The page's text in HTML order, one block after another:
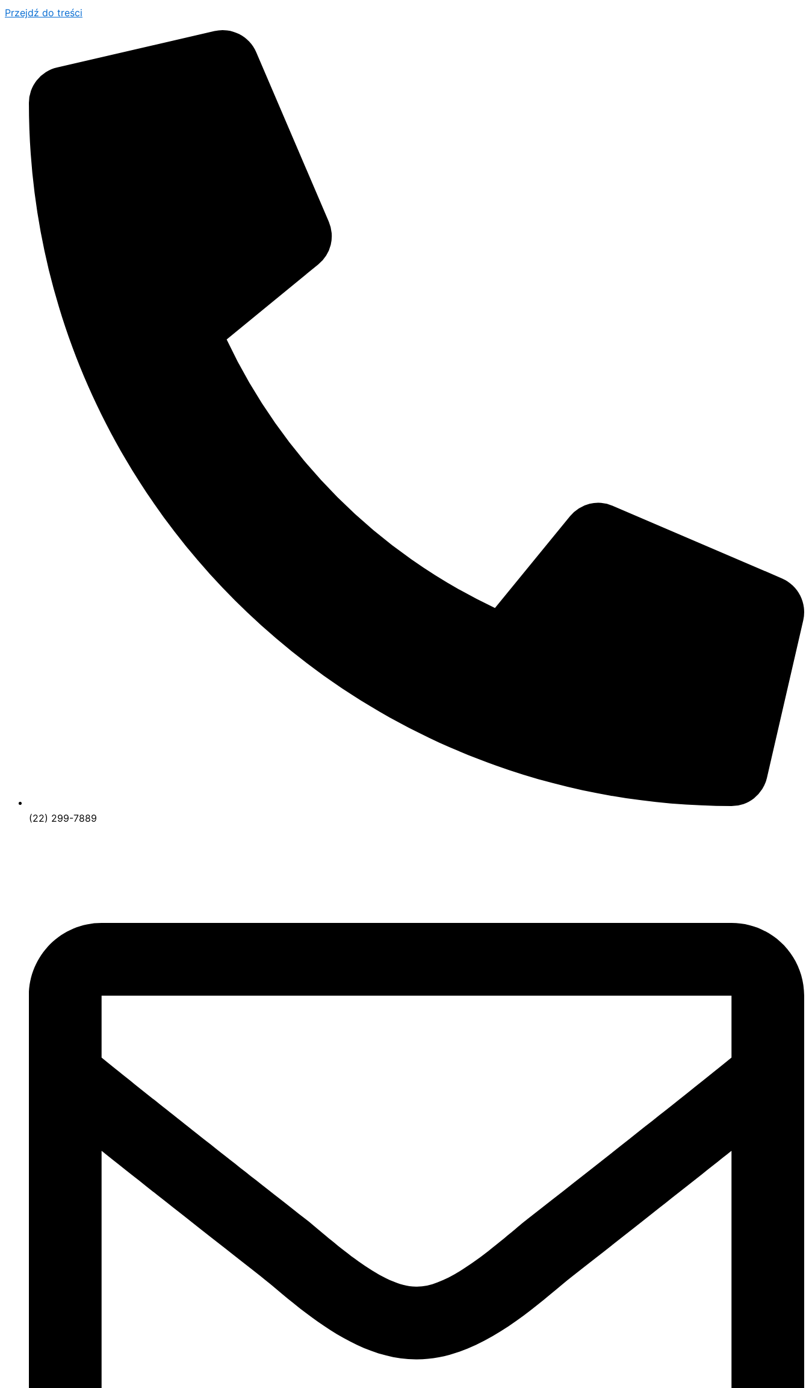
Przejdź do treści
(22) 299-7889